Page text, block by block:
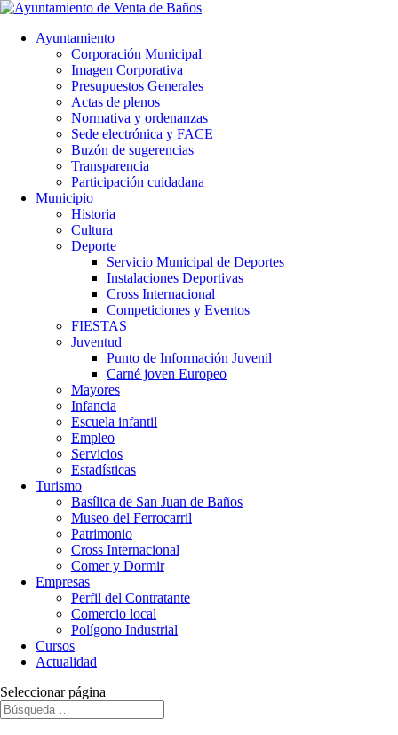
Ayuntamiento
Corporación Municipal
Imagen Corporativa
Presupuestos Generales
Actas de plenos
Normativa y ordenanzas
Sede electrónica y FACE
Buzón de sugerencias
Transparencia
Participación cuidadana
Municipio
Historia
Cultura
Deporte
Servicio Municipal de Deportes
Instalaciones Deportivas
Cross Internacional
Competiciones y Eventos
FIESTAS
Juventud
Punto de Información Juvenil
Carné joven Europeo
Mayores
Infancia
Escuela infantil
Empleo
Servicios
Estadísticas
Turismo
Basílica de San Juan de Baños
Museo del Ferrocarril
Patrimonio
Cross Internacional
Comer y Dormir
Empresas
Perfil del Contratante
Comercio local
Polígono Industrial
Cursos
Actualidad
Seleccionar página